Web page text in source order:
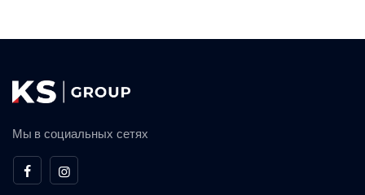
Мы в социальных сетях